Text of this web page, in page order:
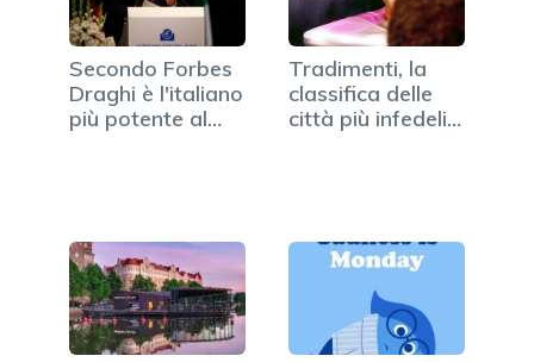
Secondo Forbes
Draghi è l'italiano
più potente al
Tradimenti, la
classifica delle
città più infedeli